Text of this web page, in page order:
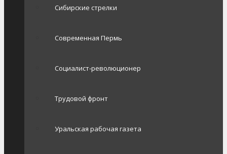
Сибирские стрелки
Современная Пермь
Социалист-революционер
Трудовой фронт
Уральская рабочая газета